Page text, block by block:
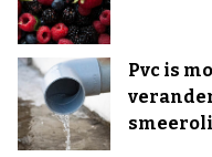
Pvc is